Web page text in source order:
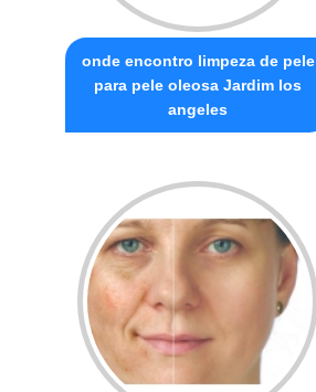
onde encontro limpeza de pele
para pele oleosa Jardim los
angeles